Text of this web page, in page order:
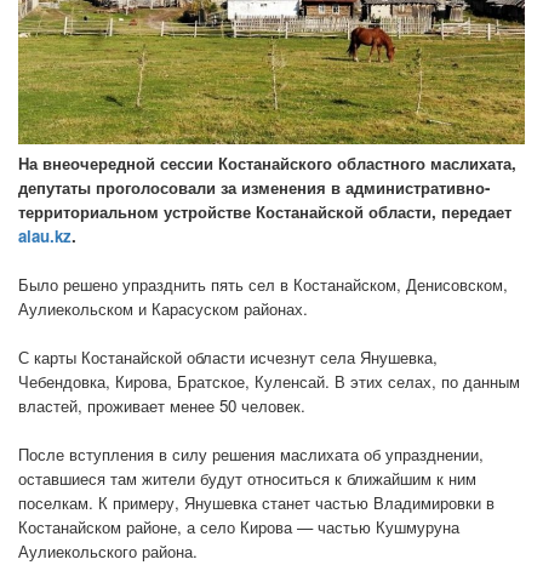
На внеочередной сессии Костанайского областного маслихата,
депутаты проголосовали за изменения в административно-
территориальном устройстве Костанайской области, передает
alau.kz.
Было решено упразднить пять сел в Костанайском, Денисовском,
Аулиекольском и Карасуском районах.
С карты Костанайской области исчезнут села Янушевка,
Чебендовка, Кирова, Братское, Куленсай. В этих селах, по данным
властей, проживает менее 50 человек.
После вступления в силу решения маслихата об упразднении,
оставшиеся там жители будут относиться к ближайшим к ним
поселкам. К примеру, Янушевка станет частью Владимировки в
Костанайском районе, а село Кирова — частью Кушмуруна
Аулиекольского района.